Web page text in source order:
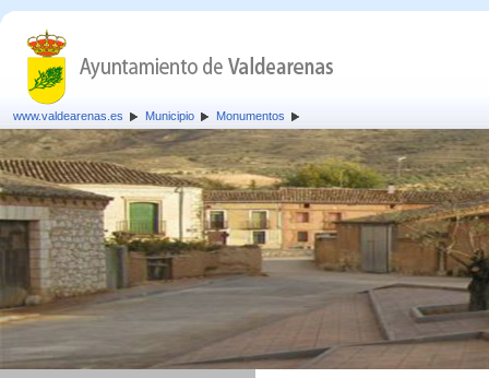
www.valdearenas.es Municipio Monumentos